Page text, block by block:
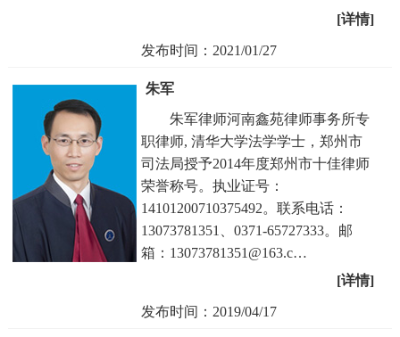
[详情]
发布时间：2021/01/27
朱军
朱军律师河南鑫苑律师事务所专
职律师, 清华大学法学学士，郑州市
司法局授予2014年度郑州市十佳律师
荣誉称号。执业证号：
14101200710375492。联系电话：
13073781351、0371-65727333。邮
箱：13073781351@163.c…
[详情]
发布时间：2019/04/17